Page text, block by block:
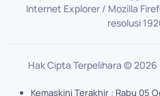
Internet Explorer / Mozilla
resolusi
Hak Cipta Terpelihara ©2026
Kemaskini Terakhir : Rabu 05